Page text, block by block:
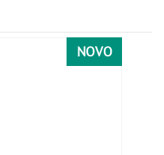
NOVO